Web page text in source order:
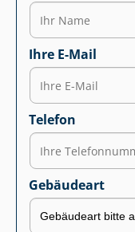
Ihre E-Mail
Telefon
Gebäudeart